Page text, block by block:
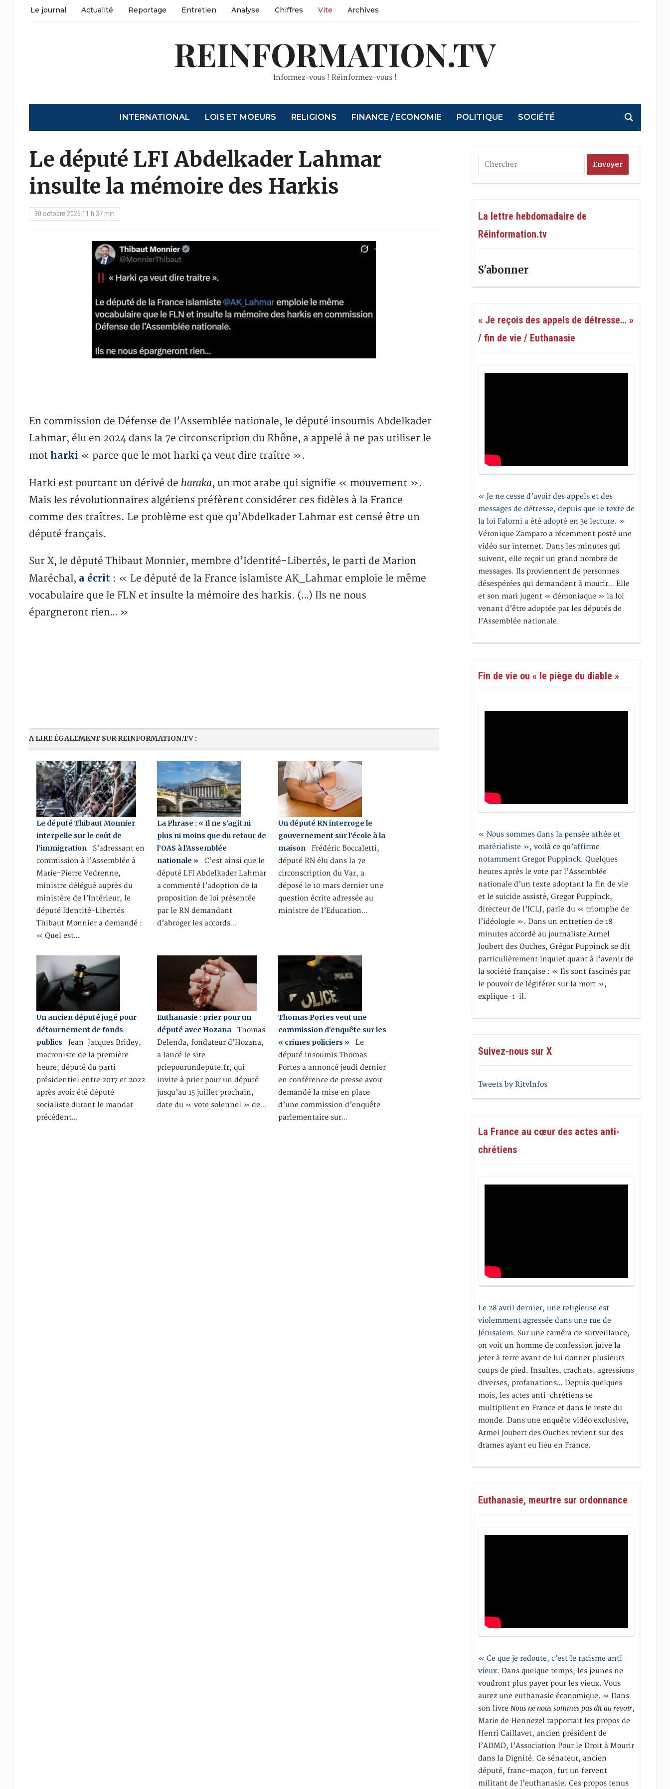
Le journal Actualité Reportage Entretien Analyse Chiffres Vite Archives
REINFORMATION.TV
Informez-vous ! Réinformez-vous !
INTERNATIONAL LOIS ET MOEURS RELIGIONS FINANCE / ECONOMIE POLITIQUE SOCIÉTÉ
Le député LFI Abdelkader Lahmar
insulte la mémoire des Harkis
30 octobre 2025 11 h 37 min
En commission de Défense de l’Assemblée nationale, le député insoumis Abdelkader
Lahmar, élu en 2024 dans la 7e circonscription du Rhône, a appelé à ne pas utiliser le
mot harki « parce que le mot harki ça veut dire traître ».
Harki est pourtant un dérivé de haraka, un mot arabe qui signifie « mouvement ».
Mais les révolutionnaires algériens préfèrent considérer ces fidèles à la France
comme des traîtres. Le problème est que qu’Abdelkader Lahmar est censé être un
député français.
Sur X, le député Thibaut Monnier, membre d’Identité-Libertés, le parti de Marion
Maréchal, a écrit: « Le député de la France islamiste AK_Lahmar emploie le même
vocabulaire que le FLN et insulte la mémoire des harkis. (…) Ils ne nous
épargneront rien… »
A LIRE ÉGALEMENT SUR REINFORMATION.TV :
Le député Thibaut Monnier
interpelle sur le coût de
l’immigrationS’adressant en
commission à l’Assemblée à
Marie-Pierre Vedrenne,
ministre délégué auprès du
ministère de l’Intérieur, le
député Identité-Libertés
Thibaut Monnier a demandé :
« Quel est…
La Phrase : « Il ne s’agit ni
plus ni moins que du retour de
l’OAS à l’Assemblée
nationale » C’est ainsi que le
député LFI Abdelkader Lahmar
a commenté l’adoption de la
proposition de loi présentée
par le RN demandant
d’abroger les accords…
Un député RN interroge le
gouvernement sur l’école à la
maisonFrédéric Boccaletti,
député RN élu dans la 7e
circonscription du Var, a
déposé le 10 mars dernier une
question écrite adressée au
ministre de l’Education…
Un ancien député jugé pour
détournement de fonds
publics Jean-Jacques Bridey,
macroniste de la première
heure, député du parti
présidentiel entre 2017 et 2022
après avoir été député
socialiste durant le mandat
précédent…
Euthanasie : prier pour un
député avec Hozana Thomas
Delenda, fondateur d’Hozana,
a lancé le site
priepourundepute.fr, qui
invite à prier pour un député
jusqu’au 15 juillet prochain,
date du « vote solennel » de…
Thomas Portes veut une
commission d’enquête sur les
« crimes policiers » Le
député insoumis Thomas
Portes a annoncé jeudi dernier
en conférence de presse avoir
demandé la mise en place
d’une commission d’enquête
parlementaire sur…
La lettre hebdomadaire de
Réinformation.tv
S'abonner
« Je reçois des appels de détresse… »
/ fin de vie / Euthanasie
« Je ne cesse d’avoir des appels et des
messages de détresse, depuis que le texte de
la loi Falorni a été adopté en 3e lecture. »
Véronique Zamparo a récemment posté une
vidéo sur internet. Dans les minutes qui
suivent, elle reçoit un grand nombre de
messages. Ils proviennent de personnes
désespérées qui demandent à mourir… Elle
et son mari jugent « démoniaque » la loi
venant d’être adoptée par les députés de
l’Assemblée nationale.
Fin de vie ou « le piège du diable »
« Nous sommes dans la pensée athée et
matérialiste », voilà ce qu’affirme
notamment Gregor Puppinck. Quelques
heures après le vote par l’Assemblée
nationale d’un texte adoptant la fin de vie
et le suicide assisté, Gregor Puppinck,
directeur de l’ICLJ, parle du « triomphe de
l’idéologie ». Dans un entretien de 18
minutes accordé au journaliste Armel
Joubert des Ouches, Grégor Puppinck se dit
particulièrement inquiet quant à l’avenir de
la société française : « Ils sont fascinés par
le pouvoir de légiférer sur la mort »,
explique-t-il.
Suivez-nous sur X
Tweets by RitvInfos
La France au cœur des actes anti-
chrétiens
Le 28 avril dernier, une religieuse est
violemment agressée dans une rue de
Jérusalem. Sur une caméra de surveillance,
on voit un homme de confession juive la
jeter à terre avant de lui donner plusieurs
coups de pied. Insultes, crachats, agressions
diverses, profanations… Depuis quelques
mois, les actes anti-chrétiens se
multiplient en France et dans le reste du
monde. Dans une enquête vidéo exclusive,
Armel Joubert des Ouches revient sur des
drames ayant eu lieu en France.
Euthanasie, meurtre sur ordonnance
« Ce que je redoute, c’est le racisme anti-
vieux. Dans quelque temps, les jeunes ne
voudront plus payer pour les vieux. Vous
aurez une euthanasie économique. » Dans
son livreNous ne nous sommes pas dit au revoir,
Marie de Hennezel rapportait les propos de
Henri Caillavet, ancien président de
l’ADMD, l’Association Pour le Droit à Mourir
dans la Dignité. Ce sénateur, ancien
député, franc-maçon, fut un fervent
militant de l’euthanasie. Ces propos tenus